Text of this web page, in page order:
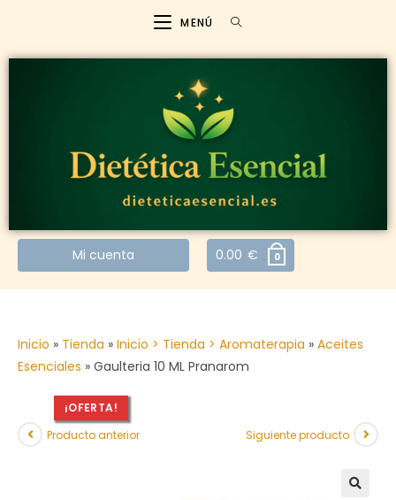
MENÚ
Mi cuenta 0.00 € 0
Inicio » Tienda » Inicio > Tienda > Aromaterapia » Aceites
Esenciales » Gaulteria 10 ML Pranarom
¡OFERTA!
Producto anterior
Siguiente producto